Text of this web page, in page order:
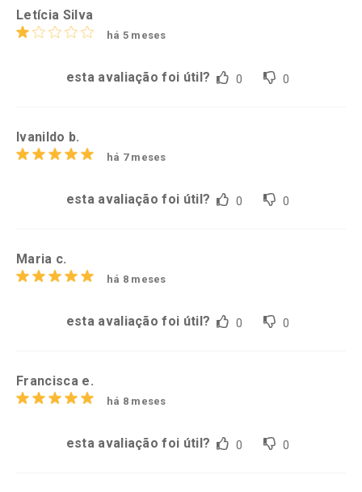
Letícia Silva
há 5 meses
esta avaliação foi útil? 0 0
Ivanildo b.
há 7 meses
esta avaliação foi útil? 0 0
Maria c.
há 8 meses
esta avaliação foi útil? 0 0
Francisca e.
há 8 meses
esta avaliação foi útil? 0 0